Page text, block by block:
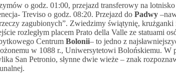
o godz. 01:00, przejazd transferowy na
Treviso o godz. 08:20. Przejazd do Padwy
zagubionych”. Zwiedzimy świątynię, krużganki
rozległym placem Prato della Valle ze statuami
Centrum Bolonii– to jedno z
w 1088 r., Uniwersytetowi Bolońskiemu. W
San Petronio, słynne dwie wieże – znak